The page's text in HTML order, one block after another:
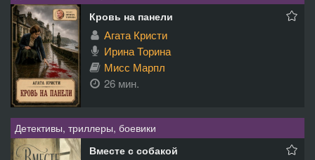
Кровь на панели
Агата Кристи
Ирина Торина
Мисс Марпл
26 мин.
Детективы, триллеры, боевики
Вместе с собакой